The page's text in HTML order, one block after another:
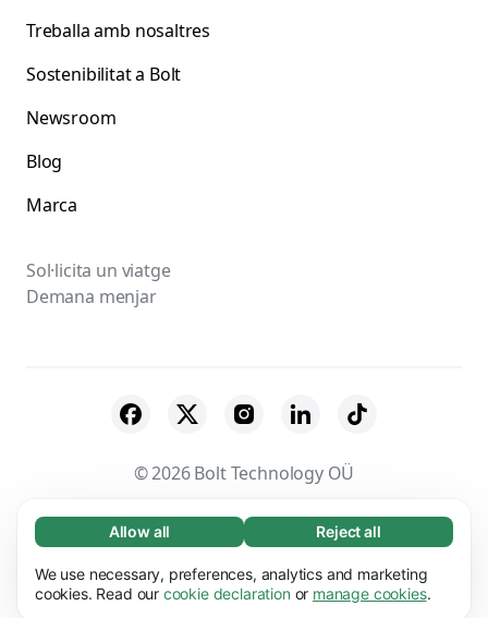
Necessary (65)
Necessary cookies help make our website
usable by enabling basic functions, e.g. page
Learn more
Allow all Reject all
We use necessary, preferences, analytics and marketing
cookies. Read our cookie declaration or manage cookies.
Treballa amb nosaltres
Sostenibilitat a Bolt
Newsroom
Blog
Marca
Sol·licita un viatge
Demana menjar
© 2026 Bolt Technology OÜ
Proveïdors Termes i Condicions
Privacitat
Galetes
Seguretat